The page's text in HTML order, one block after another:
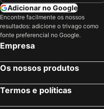
Adicionar no Google
Encontre facilmente os nossos
resultados: adicione o trivago como
fonte preferencial no Google.
Empresa
Os nossos produtos
Termos e políticas